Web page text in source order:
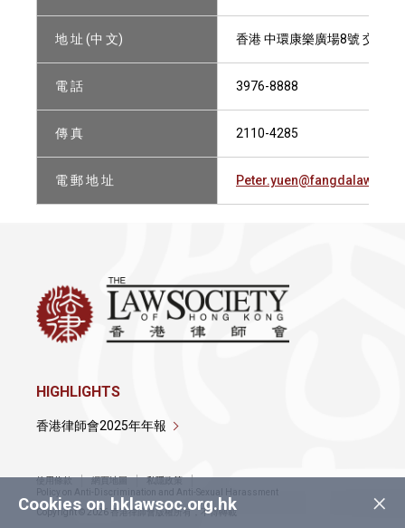
地 址 (中 文) 香港 中環康樂廣場8號 交易廣
電 話 3976-8888
傳 真 2110-4285
電 郵 地 址 Peter.yuen@fangdalaw.com
×
Cookies on hklawsoc.org.hk
HIGHLIGHTS
香港律師會2025年年報
使用條款 網頁地圖
私隱政策
Policy on Anti-Discrimination and Anti-Sexual Harassment
Copyright © 2026 香港律師會版權所有，不得轉載